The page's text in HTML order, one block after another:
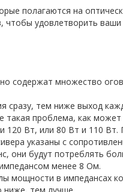
полагаются на
чтобы удовлетворить ваши
содержат множество
сразу, тем ниже выход
такая проблема, как может
Вт, или 80 Вт и 110
указаны с
они будут потреблять
менее 8 Ом.
мощности в импедансах